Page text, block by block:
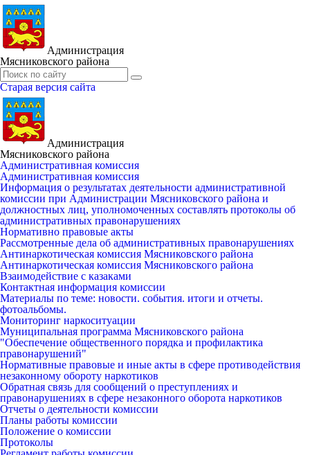
Администрация
Мясниковского района
Старая версия сайта
Администрация
Мясниковского района
Административная комиссия
Административная комиссия
Информация о результатах деятельности административной
комиссии при Администрации Мясниковского района и
должностных лиц, уполномоченных составлять протоколы об
административных правонарушениях
Нормативно правовые акты
Рассмотренные дела об административных правонарушениях
Антинаркотическая комиссия Мясниковского района
Антинаркотическая комиссия Мясниковского района
Взаимодействие с казаками
Контактная информация комиссии
Материалы по теме: новости. события. итоги и отчеты.
фотоальбомы.
Мониторинг наркоситуации
Муниципальная программа Мясниковского района
"Обеспечение общественного порядка и профилактика
правонарушений"
Нормативные правовые и иные акты в сфере противодействия
незаконному обороту наркотиков
Обратная связь для сообщений о преступлениях и
правонарушениях в сфере незаконного оборота наркотиков
Отчеты о деятельности комиссии
Планы работы комиссии
Положение о комиссии
Протоколы